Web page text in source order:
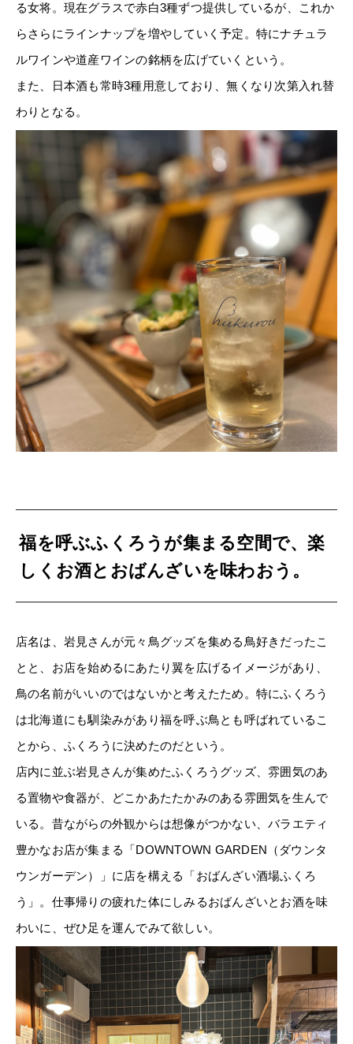
る女将。現在グラスで赤白3種ずつ提供しているが、これか
らさらにラインナップを増やしていく予定。特にナチュラ
ルワインや道産ワインの銘柄を広げていくという。
また、日本酒も常時3種用意しており、無くなり次第入れ替
わりとなる。
福を呼ぶふくろうが集まる空間で、楽
しくお酒とおばんざいを味わおう。
店名は、岩見さんが元々鳥グッズを集める鳥好きだったこ
とと、お店を始めるにあたり翼を広げるイメージがあり、
鳥の名前がいいのではないかと考えたため。特にふくろう
は北海道にも馴染みがあり福を呼ぶ鳥とも呼ばれているこ
とから、ふくろうに決めたのだという。
店内に並ぶ岩見さんが集めたふくろうグッズ、雰囲気のあ
る置物や食器が、どこかあたたかみのある雰囲気を生んで
いる。昔ながらの外観からは想像がつかない、バラエティ
豊かなお店が集まる「DOWNTOWN GARDEN（ダウンタ
ウンガーデン）」に店を構える「おばんざい酒場ふくろ
う」。仕事帰りの疲れた体にしみるおばんざいとお酒を味
わいに、ぜひ足を運んでみて欲しい。